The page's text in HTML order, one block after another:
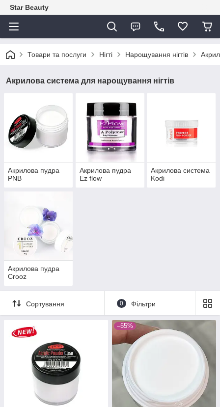
Star Beauty
Товари та послуги Нігті Нарощування нігтів
Акрилова система для нарощування нігтів
Акрилова пудра
PNB
Акрилова пудра
Ez flow
Акрилова система
Kodi
Акрилова пудра
Crooz
Сортування 0 Фільтри
–55%